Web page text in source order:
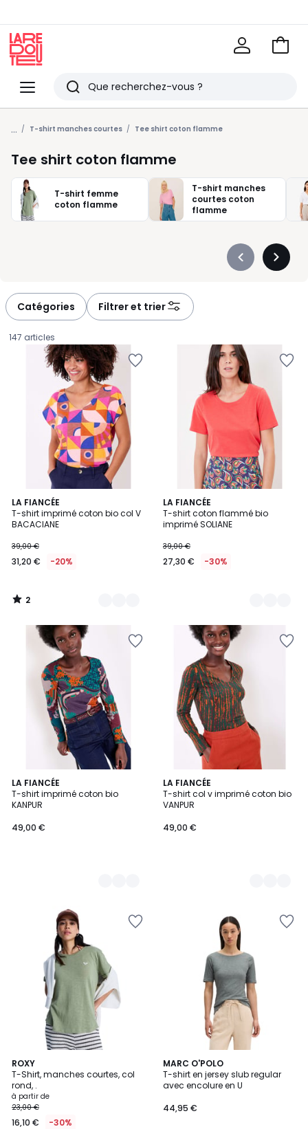
Menu
Redoute
Rechercher
Derniers
articles
vus
Voir
... T-shirt manches courtes Tee shirt coton flamme
Tee shirt coton flamme
T-shirt femme
coton flamme
T-shirt manches
courtes coton
flamme
Précédent
Catégories Filtrer et trier
147 articles
LA FIANCÉE
T-shirt imprimé coton bio col V
BACACIANE
€
au
de
39,00
réduction
appliquée.
39,00 €
31,20 € -20%
2
/
5
5
Couleurs
2
/
LA FIANCÉE
T-shirt coton flammé bio
imprimé SOLIANE
39,00 €
27,30 € -30%
4
Couleurs
LA FIANCÉE
T-shirt imprimé coton bio
KANPUR
49,00 €
3
Couleurs
LA FIANCÉE
T-shirt col v imprimé coton bio
VANPUR
49,00 €
3
Couleurs
ROXY
T-Shirt, manches courtes, col
rond, .
à partir de
23,00 €
16,10 € -30%
5
Couleurs
MARC O'POLO
T-shirt en jersey slub regular
avec encolure en U
44,95 €
5
Couleurs